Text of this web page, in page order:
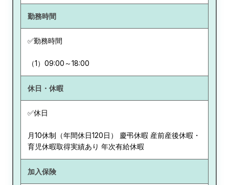
勤務時間
✅勤務時間
（1）09:00～18:00
休日・休暇
✅休日
月10休制（年間休日120日） 慶弔休暇 産前産後休暇・
育児休暇取得実績あり 年次有給休暇
加入保険